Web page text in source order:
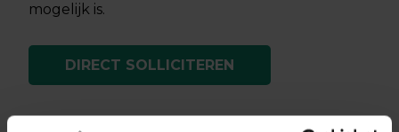
mogelijk is.
DIRECT SOLLICITEREN